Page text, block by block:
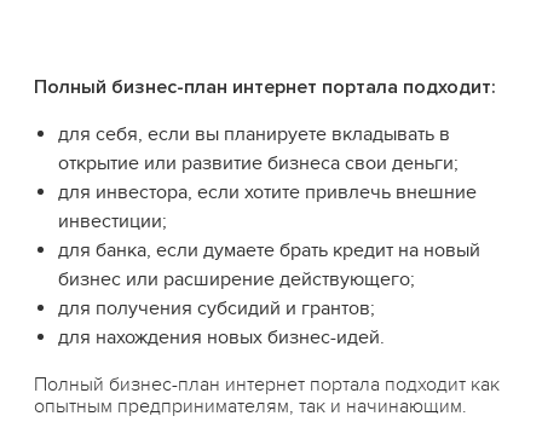
Полный бизнес-план интернет портала подходит:
для себя, если вы планируете вкладывать в
открытие или развитие бизнеса свои деньги;
для инвестора, если хотите привлечь внешние
инвестиции;
для банка, если думаете брать кредит на новый
бизнес или расширение действующего;
для получения субсидий и грантов;
для нахождения новых бизнес-идей.
Полный бизнес-план интернет портала подходит как
опытным предпринимателям, так и начинающим.